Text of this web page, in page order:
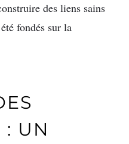
des liens sains
fondés sur la
: UN